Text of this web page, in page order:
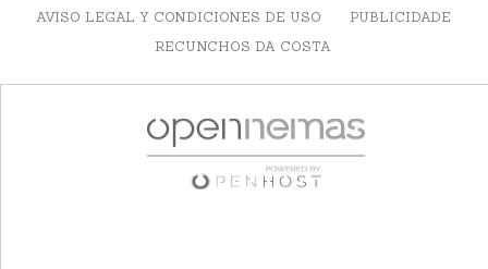
AVISO LEGAL Y CONDICIONES DE USO
PUBLICIDADE
RECUNCHOS DA COSTA